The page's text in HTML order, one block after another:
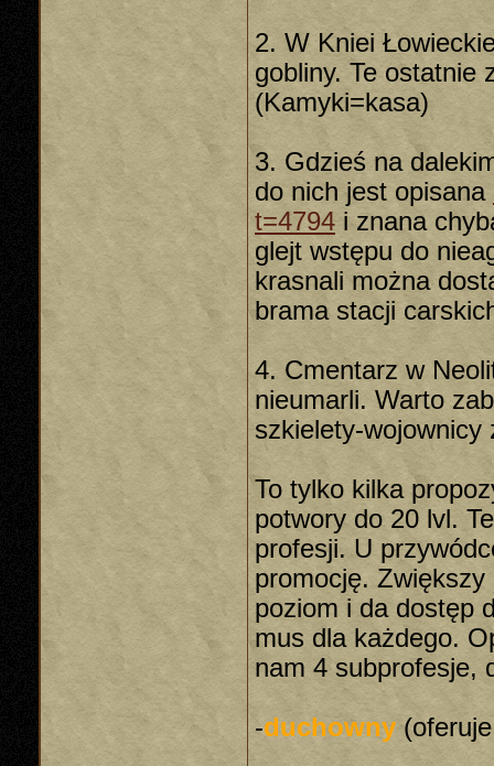
2. W Kniei
gobliny. Te ostatnie
(Kamyki=kasa)
3. Gdzieś na
do nich jest opisana
t=4794 i znana
glejt wstępu do
krasnali można
brama stacji
4. Cmentarz w
nieumarli. Warto
szkielety-wojownicy
To tylko kilka
potwory do 20 lvl.
profesji. U
promocję.
poziom i da dostęp
mus dla każdego.
nam 4 subprofesje,
-duchowny